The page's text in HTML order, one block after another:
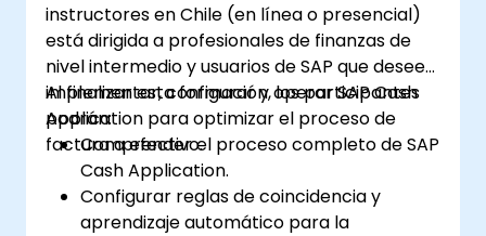
instructores en Chile (en línea o presencial)
está dirigida a profesionales de finanzas de
nivel intermedio y usuarios de SAP que deseen
implementar, configurar y operar SAP Cash
Application para optimizar el proceso de
factura a efectivo.
Al finalizar esta formación, los participantes
podrán:
Comprender el proceso completo de SAP
Cash Application.
Configurar reglas de coincidencia y
aprendizaje automático para la